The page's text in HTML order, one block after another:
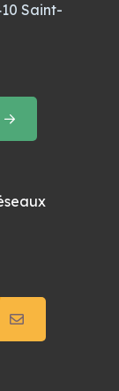
Saint-